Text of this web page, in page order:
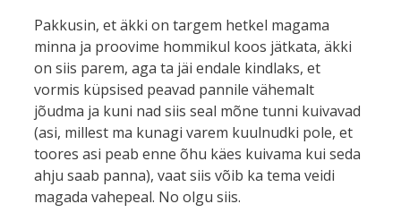
Pakkusin, et äkki on targem hetkel magama
minna ja proovime hommikul koos jätkata, äkki
on siis parem, aga ta jäi endale kindlaks, et
vormis küpsised peavad pannile vähemalt
jõudma ja kuni nad siis seal mõne tunni kuivavad
(asi, millest ma kunagi varem kuulnudki pole, et
toores asi peab enne õhu käes kuivama kui seda
ahju saab panna), vaat siis võib ka tema veidi
magada vahepeal. No olgu siis.